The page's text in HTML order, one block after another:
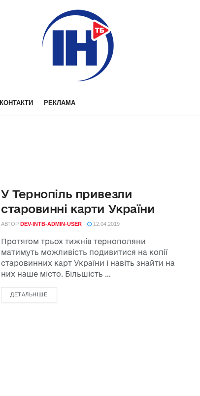
КОНТАКТИ РЕКЛАМА
У Тернопіль привезли
старовинні карти України
АВТОР DEV-INTB-ADMIN-USER 12.04.2019
Протягом трьох тижнів тернополяни
матимуть можливість подивитися на копії
старовинних карт України і навіть знайти на
них наше місто. Більшість ...
ДЕТАЛЬНІШЕ